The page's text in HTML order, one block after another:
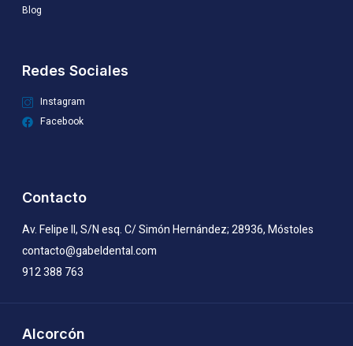
Blog
Redes Sociales
Instagram
Facebook
Contacto
Av. Felipe II, S/N esq. C/ Simón Hernández; 28936, Móstoles
contacto@gabeldental.com
912 388 763
Alcorcón